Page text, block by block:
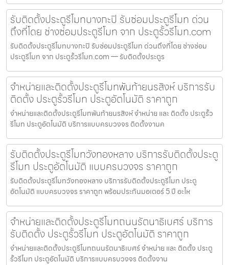
รับติดตั้งประตูรีโมทบางกะปิ รับซ่อมประตูรีโมท ด่วน
ถึงที่โดย ช่างซ่อมประตูรีโมท จาก ประตูรั้วรีโมท.com
รับติดตั้งประตูรีโมทบางกะปิ รับซ่อมประตูรีโมท ด่วนถึงที่โดย ช่างซ่อม
ประตูรีโมท จาก ประตูรั้วรีโมท.com — รับติดตั้งประตูร
จำหน่ายและติดตั้งประตูรีโมทพันท้ายนรสิงห์ บริการรับ
ติดตั้ง ประตูรั้วรีโมท ประตูอัตโนมัติ ราคาถูก
จำหน่ายและติดตั้งประตูรีโมทพันท้ายนรสิงห์ จำหน่าย และ ติดตั้ง ประตูรั้ว
รีโมท ประตูอัตโนมัติ บริการแบบครบวงจร ติดตั้งงานค
รับติดตั้งประตูรีโมทวังทองหลาง บริการรับติดตั้งประตู
รีโมท ประตูอัตโนมัติ แบบครบวงจร ราคาถูก
รับติดตั้งประตูรีโมทวังทองหลาง บริการรับติดตั้งประตูรีโมท ประตู
อัตโนมัติ แบบครบวงจร ราคาถูก พร้อมประกันมอเตอร์ 5 ปี อะไห
จำหน่ายและติดตั้งประตูรีโมทถนนรัตนาธิเบศร์ บริการ
รับติดตั้ง ประตูรั้วรีโมท ประตูอัตโนมัติ ราคาถูก
จำหน่ายและติดตั้งประตูรีโมทถนนรัตนาธิเบศร์ จำหน่าย และ ติดตั้ง ประตู
รั้วรีโมท ประตูอัตโนมัติ บริการแบบครบวงจร ติดตั้งงาน